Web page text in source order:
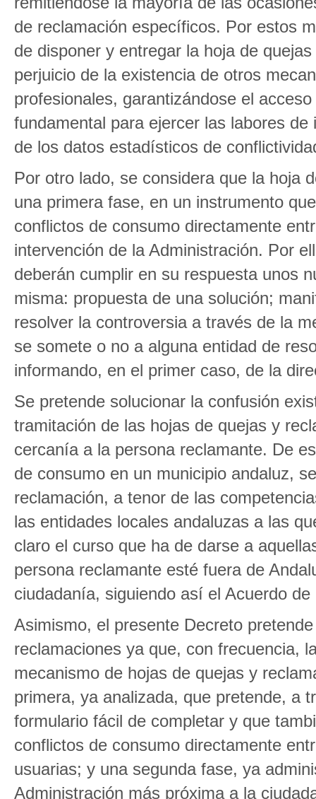
de reclamación específicos. Por estos
de disponer y entregar la hoja de
perjuicio de la existencia de otros
profesionales, garantizándose el
fundamental para ejercer las labores
de los datos estadísticos de
Por otro lado, se considera que la hoja
una primera fase, en un instrumento
conflictos de consumo directamente
intervención de la Administración. Por
deberán cumplir en su respuesta unos
misma: propuesta de una solución;
resolver la controversia a través de la
se somete o no a alguna entidad de
informando, en el primer caso, de la
Se pretende solucionar la confusión
tramitación de las hojas de quejas y
cercanía a la persona reclamante. De
de consumo en un municipio andaluz,
reclamación, a tenor de las
las entidades locales andaluzas a las
claro el curso que ha de darse a
persona reclamante esté fuera de
ciudadanía, siguiendo así el Acuerdo
Asimismo, el presente Decreto
reclamaciones ya que, con frecuencia,
mecanismo de hojas de quejas y
primera, ya analizada, que pretende, a
formulario fácil de completar y que
conflictos de consumo directamente
usuarias; y una segunda fase, ya
Administración más próxima a la